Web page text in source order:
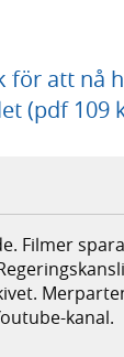
att nå
(pdf 109
Filmer
kanal.